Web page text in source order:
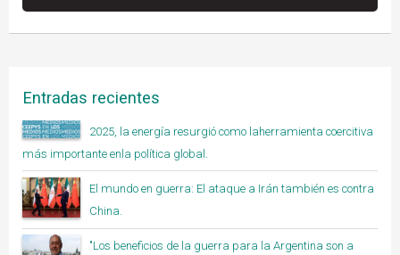
Entradas recientes
2025, la energía resurgió como laherramienta coercitiva
más importante enla política global.
El mundo en guerra: El ataque a Irán también es contra
China.
"Los beneficios de la guerra para la Argentina son a